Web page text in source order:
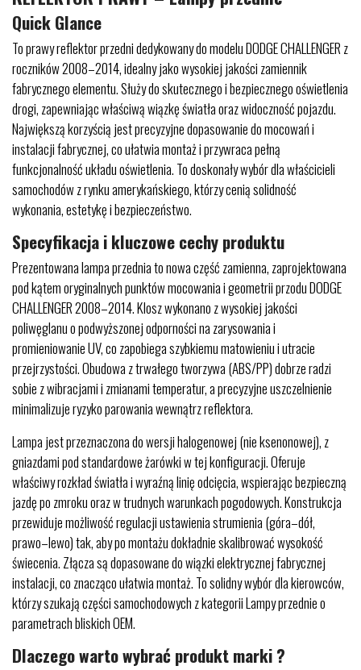
Quick Glance
To prawy reflektor przedni dedykowany do modelu DODGE CHALLENGER z
roczników 2008–2014, idealny jako wysokiej jakości zamiennik
fabrycznego elementu. Służy do skutecznego i bezpiecznego oświetlenia
drogi, zapewniając właściwą wiązkę światła oraz widoczność pojazdu.
Największą korzyścią jest precyzyjne dopasowanie do mocowań i
instalacji fabrycznej, co ułatwia montaż i przywraca pełną
funkcjonalność układu oświetlenia. To doskonały wybór dla właścicieli
samochodów z rynku amerykańskiego, którzy cenią solidność
wykonania, estetykę i bezpieczeństwo.
Specyfikacja i kluczowe cechy produktu
Prezentowana lampa przednia to nowa część zamienna, zaprojektowana
pod kątem oryginalnych punktów mocowania i geometrii przodu DODGE
CHALLENGER 2008–2014. Klosz wykonano z wysokiej jakości
poliwęglanu o podwyższonej odporności na zarysowania i
promieniowanie UV, co zapobiega szybkiemu matowieniu i utracie
przejrzystości. Obudowa z trwałego tworzywa (ABS/PP) dobrze radzi
sobie z wibracjami i zmianami temperatur, a precyzyjne uszczelnienie
minimalizuje ryzyko parowania wewnątrz reflektora.
Lampa jest przeznaczona do wersji halogenowej (nie ksenonowej), z
gniazdami pod standardowe żarówki w tej konfiguracji. Oferuje
właściwy rozkład światła i wyraźną linię odcięcia, wspierając bezpieczną
jazdę po zmroku oraz w trudnych warunkach pogodowych. Konstrukcja
przewiduje możliwość regulacji ustawienia strumienia (góra–dół,
prawo–lewo) tak, aby po montażu dokładnie skalibrować wysokość
świecenia. Złącza są dopasowane do wiązki elektrycznej fabrycznej
instalacji, co znacząco ułatwia montaż. To solidny wybór dla kierowców,
którzy szukają części samochodowych z kategorii Lampy przednie o
parametrach bliskich OEM.
Dlaczego warto wybrać produkt marki ?